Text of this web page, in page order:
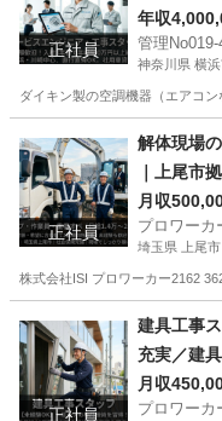
正社員
年収
管理No019-
神奈川県 横
ダイキン製の空調機器（エアコ
営業
正社員
解体現場
｜上尾市
月収
プロワーカ
埼玉県 上尾市
株式会社ISI プロワーカー2162
その他
正社員
建具工事
充実／建
月収
プロワーカ